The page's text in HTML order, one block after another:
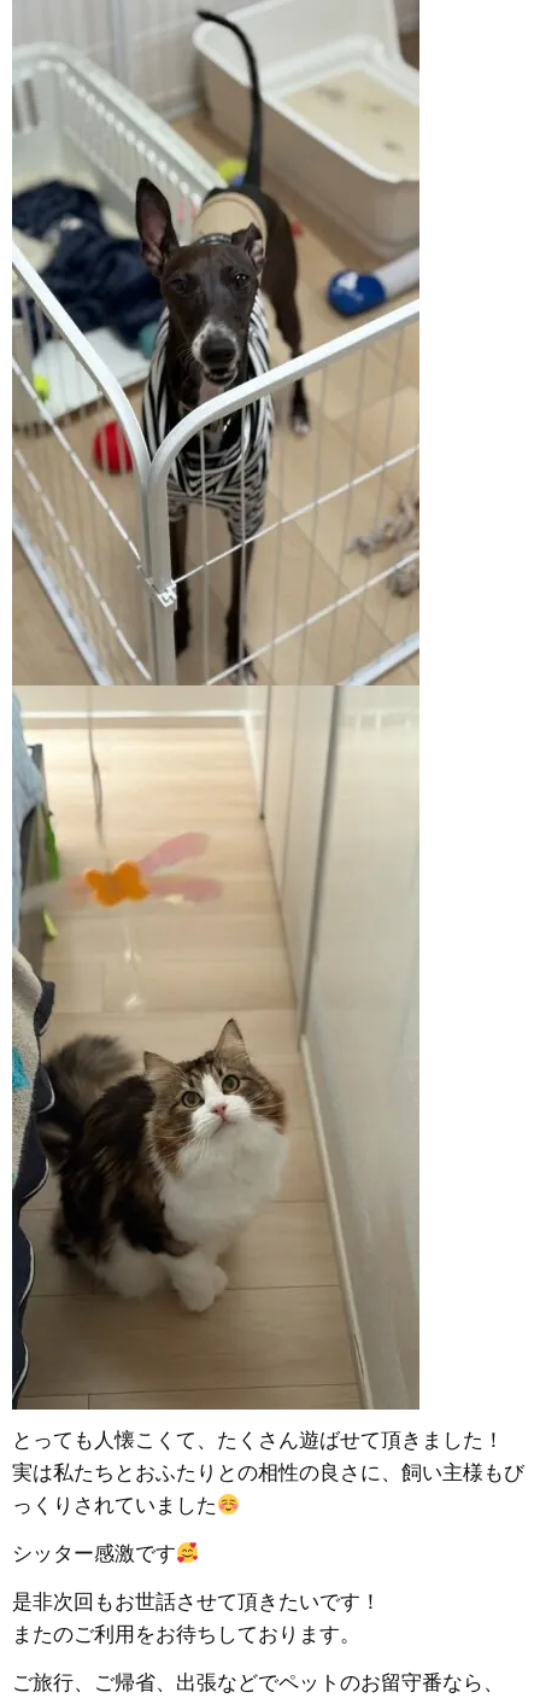
とっても人懐こくて、たくさん遊ばせて頂きました！
実は私たちとおふたりとの相性の良さに、飼い主様もび
っくりされていました
シッター感激です
是非次回もお世話させて頂きたいです！
またのご利用をお待ちしております。
ご旅行、ご帰省、出張などでペットのお留守番なら、